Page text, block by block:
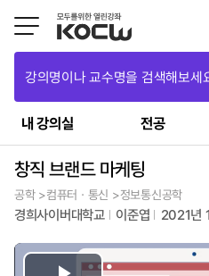
강의명이나 교수명을 검색해보세
내 강의실 전공
창직 브랜드 마케팅
공학 >컴퓨터ㆍ통신 >정보통신공학
경희사이버대학교 이준엽 2021년